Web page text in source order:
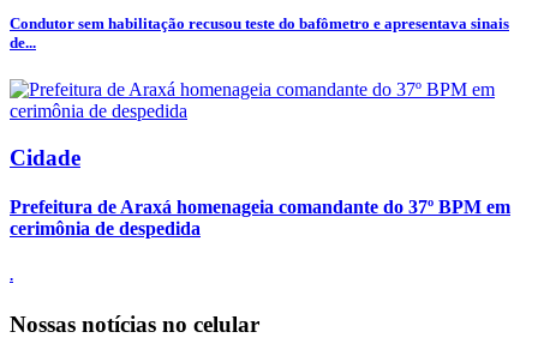
Condutor sem habilitação recusou teste do bafômetro e apresentava sinais
de...
Cidade
Prefeitura de Araxá homenageia comandante do 37º BPM em
cerimônia de despedida
.
Nossas notícias no celular